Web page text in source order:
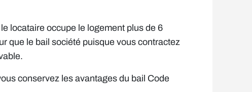
locataire occupe le logement plus de 6
que le bail société puisque vous contractez
conservez les avantages du bail Code